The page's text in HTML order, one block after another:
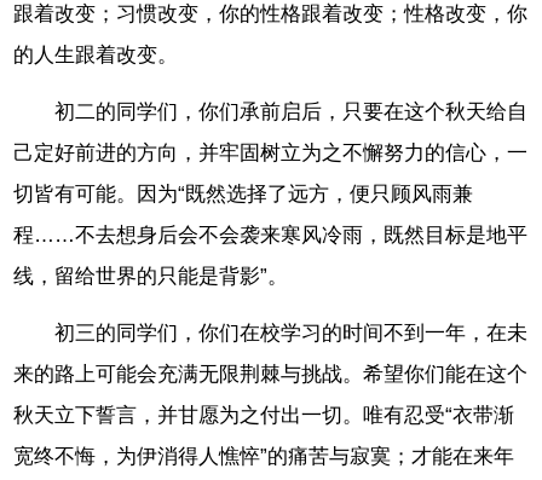
跟着改变；习惯改变，你的性格跟着改变；性格改变，你
的人生跟着改变。
初二的同学们，你们承前启后，只要在这个秋天给自
己定好前进的方向，并牢固树立为之不懈努力的信心，一
切皆有可能。因为“既然选择了远方，便只顾风雨兼
程……不去想身后会不会袭来寒风冷雨，既然目标是地平
线，留给世界的只能是背影”。
初三的同学们，你们在校学习的时间不到一年，在未
来的路上可能会充满无限荆棘与挑战。希望你们能在这个
秋天立下誓言，并甘愿为之付出一切。唯有忍受“衣带渐
宽终不悔，为伊消得人憔悴”的痛苦与寂寞；才能在来年